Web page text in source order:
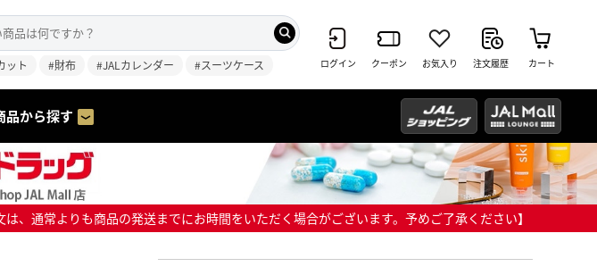
ット #財布 #JALカレンダー #スーツケース ログイン クーポン お気入り 注文履歴 カート
品から探す
通常よりも商品の発送までにお時間をいただく場合がございます。予めご了承ください】